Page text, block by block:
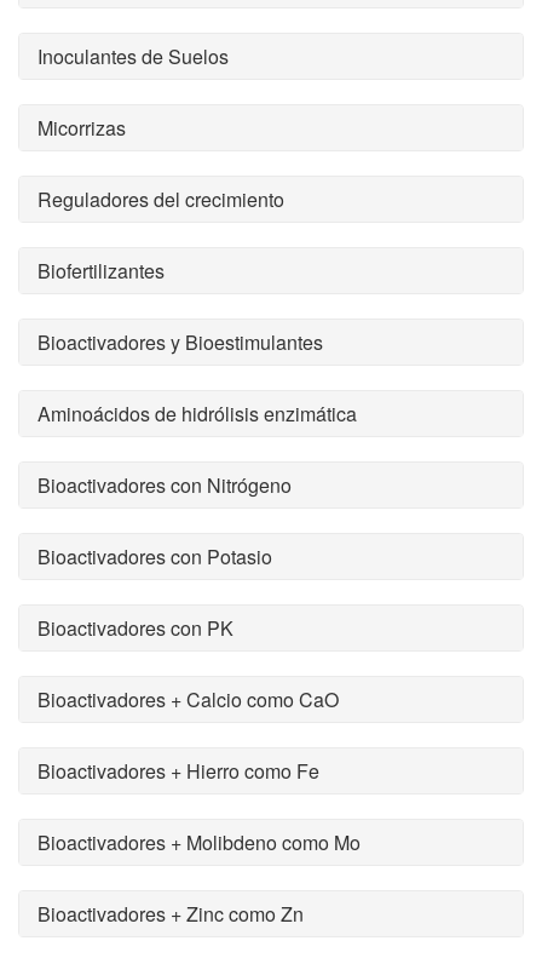
Inoculantes de Suelos
Micorrizas
Reguladores del crecimiento
Biofertilizantes
Bioactivadores y Bioestimulantes
Aminoácidos de hidrólisis enzimática
Bioactivadores con Nitrógeno
Bioactivadores con Potasio
Bioactivadores con PK
Bioactivadores + Calcio como CaO
Bioactivadores + Hierro como Fe
Bioactivadores + Molibdeno como Mo
Bioactivadores + Zinc como Zn